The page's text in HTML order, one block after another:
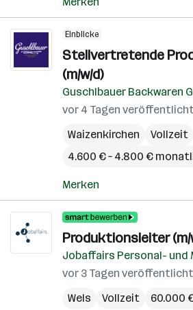
Einblicke
Stellvertretende
(m/w/d)
Guschlbauer Backwaren
vor 4 Tagen
Waizenkirchen
Vollzeit
4.600 € – 4.800 €
Merken
Produktionsleiter (m/
Jobaffairs Personal- und
vor 3 Tagen veröffentlicht
Wels
Vollzeit 60.000